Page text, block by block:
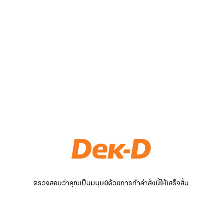
ตรวจสอบว่าคุณเป็นมนุษย์ด้วยการทำคำสั่งนี้ให้เสร็จสิ้น